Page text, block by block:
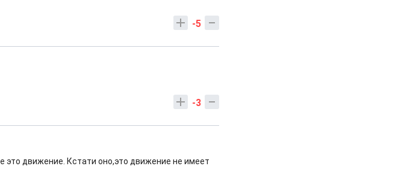
-5
-3
это движение. Кстати оно,это движение не имеет